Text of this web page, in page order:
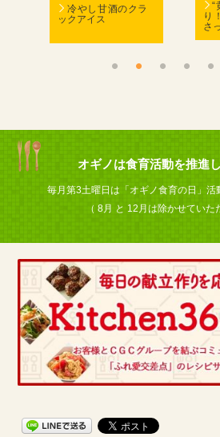
冷やし甘酒のクラ
ックアイス
“
り
さ
オギノは食育活動を推進し
毎月第3土曜日は「オギノ食育の日」活
（ 8月 と 12月は除かせていた